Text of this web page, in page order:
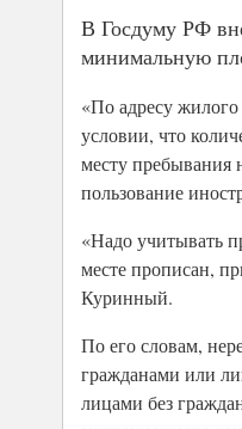
В Госдуму РФ
минимальную
«По адресу
условии, что
месту пребывания
пользование
«Надо учитывать
месте прописан,
Куринный.
По его словам,
гражданами или
лицами без